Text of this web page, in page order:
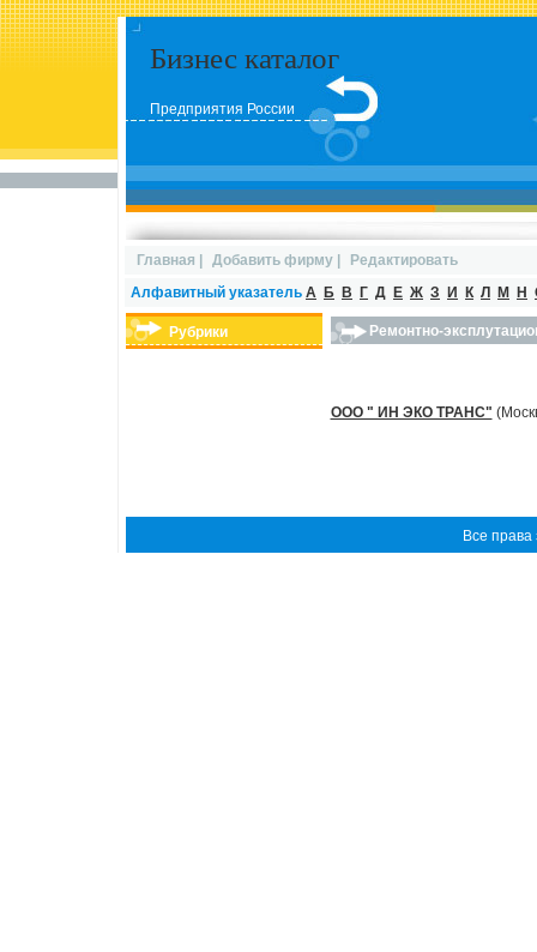
Бизнес каталог
Предприятия России
Главная Добавить фирму
Редактировать
Алфавитный указатель А Б В Г Д Е Ж З И К Л М Н
Ремонтно-
ООО " ИН ЭКО ТРАНС"
Рубрики
Все